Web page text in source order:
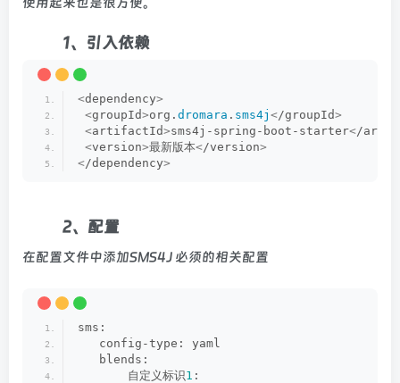
1、引入依赖
<dependency>
<groupId>org. dromara . sms4j </groupId>
<artifactId>sms4j-spring-boot-starter</
<version>最新版本</version>
</dependency>
2、配置
在配置文件中添加SMS4J 必须的相关配置
sms:
   config-type: yaml
   blends:
       自定义标识
1 :